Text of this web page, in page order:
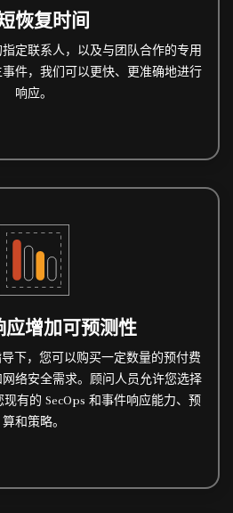
恢复时间
定联系人，以及与团队合作的专用
件，我们可以更快、更准确地进行
响应。
应增加可预测性
下，您可以购买一定数量的预付费
络安全需求。顾问人员允许您选择
有的 SecOps 和事件响应能力、预
算和策略。